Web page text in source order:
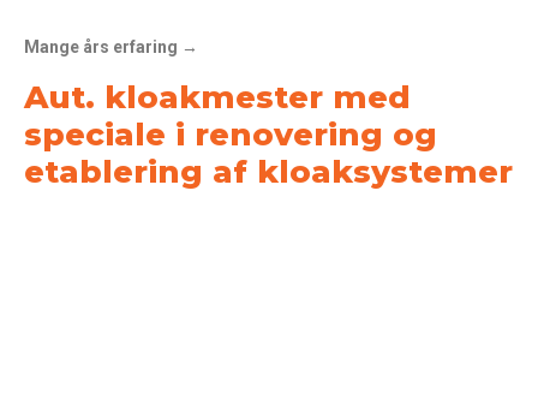
Mange års erfaring →
Aut. kloakmester med
speciale i renovering og
etablering af kloaksystemer